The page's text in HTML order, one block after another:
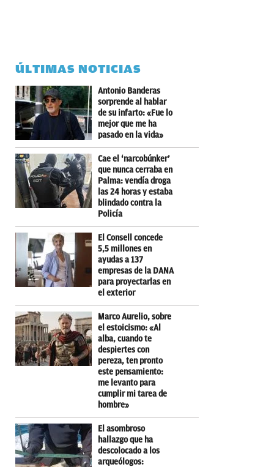
ÚLTIMAS NOTICIAS
Antonio Banderas
sorprende al hablar
de su infarto: «Fue lo
mejor que me ha
pasado en la vida»
Cae el ‘narcobúnker’
que nunca cerraba en
Palma: vendía droga
las 24 horas y estaba
blindado contra la
Policía
El Consell concede
5,5 millones en
ayudas a 137
empresas de la DANA
para proyectarlas en
el exterior
Marco Aurelio, sobre
el estoicismo: «Al
alba, cuando te
despiertes con
pereza, ten pronto
este pensamiento:
me levanto para
cumplir mi tarea de
hombre»
El asombroso
hallazgo que ha
descolocado a los
arqueólogos: